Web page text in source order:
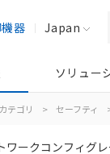
器 Japan
ソリュー
テゴリ > セーフティ
ワークコンフィグ